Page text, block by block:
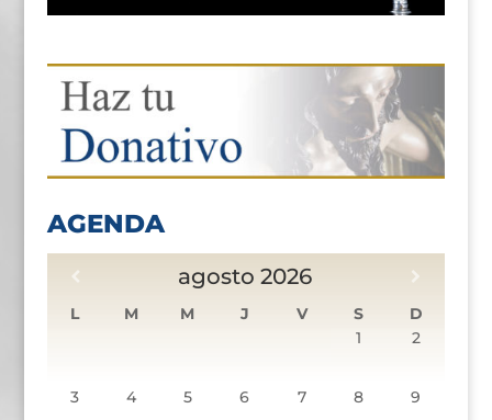
AGENDA
agosto 2026
L M M J V S
D
1
2
3 4 5 6 7 8 9